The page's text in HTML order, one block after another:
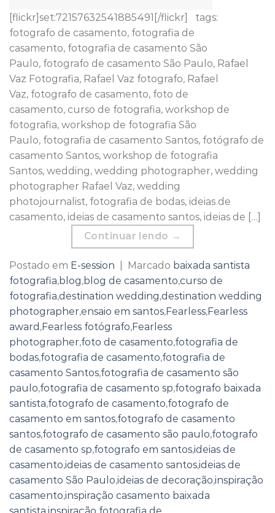
[flickr]set:72157632541885491[/flickr] tags:
fotografo de casamento, fotografia de
casamento, fotografia de casamento São
Paulo, fotografo de casamento São Paulo, Rafael
Vaz Fotografia, Rafael Vaz fotografo, Rafael
Vaz, fotografo de casamento, foto de
casamento, curso de fotografia, workshop de
fotografia, workshop de fotografia São
Paulo, fotografia de casamento Santos, fotógrafo de
casamento Santos, workshop de fotografia
Santos, wedding, wedding photographer, wedding
photographer Rafael Vaz, wedding
photojournalist, fotografia de bodas, ideias de
casamento, ideias de casamento santos, ideias de […]
Continuar lendo →
Postado em E-session Marcado baixada santista
fotografia,blog,blog de casamento,curso de
fotografia,destination wedding,destination wedding
photographer,ensaio em santos,Fearless,Fearless
award ,Fearless fotógrafo,Fearless
photographer,foto de casamento,fotografia de
bodas,fotografia de casamento,fotografia de
casamento Santos,fotografia de casamento são
paulo,fotografia de casamento sp,fotografo baixada
santista,fotografo de casamento,fotografo de
casamento em santos,fotografo de casamento
santos,fotografo de casamento são paulo,fotografo
de casamento sp,fotografo em santos,ideias de
casamento,ideias de casamento santos,ideias de
casamento São Paulo,ideias de decoração,inspiração
casamento,inspiração casamento baixada